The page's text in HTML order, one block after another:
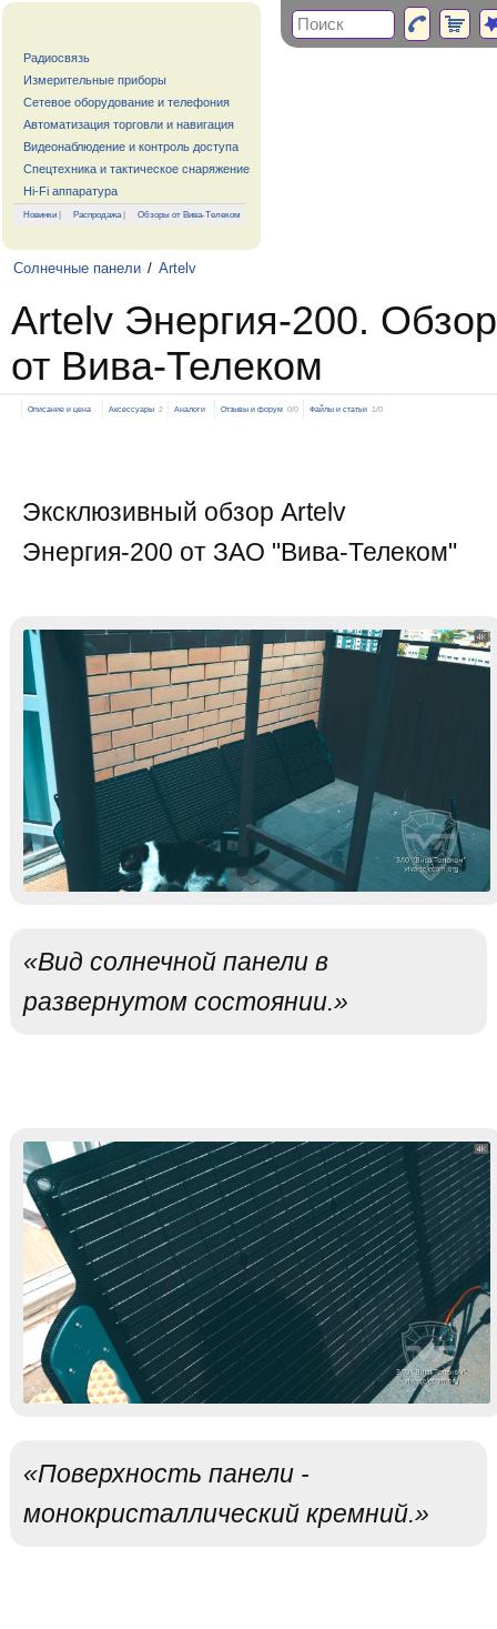
Радиосвязь
Измерительные приборы
Сетевое оборудование и телефония
Автоматизация торговли и навигация
Видеонаблюдение и контроль доступа
Спецтехника и тактическое снаряжение
Hi-Fi аппаратура
Новинки | Распродажа| Обзоры от Вива-Телеком
Солнечные панели / Artelv
Artelv Энергия-200. Обзор
от Вива-Телеком
Описание и цена Аксессуары 2 Аналоги Отзывы и форум 0/0 Файлы и статьи 1/0
Эксклюзивный обзор Artelv
Энергия-200 от ЗАО "Вива-Телеком"
«Вид солнечной панели в
развернутом состоянии.»
«Поверхность панели -
монокристаллический кремний.»